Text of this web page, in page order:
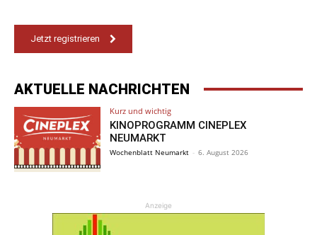
Jetzt registrieren
AKTUELLE NACHRICHTEN
Kurz und wichtig
KINOPROGRAMM CINEPLEX
NEUMARKT
Wochenblatt Neumarkt - 6. August 2026
Anzeige